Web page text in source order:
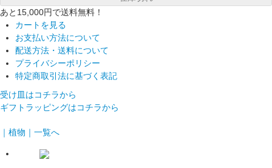
あと15,000円で送料無料！
カートを見る
お支払い方法について
配送方法・送料について
プライバシーポリシー
特定商取引法に基づく表記
受け皿はコチラから
ギフトラッピングはコチラから
｜植物｜一覧へ